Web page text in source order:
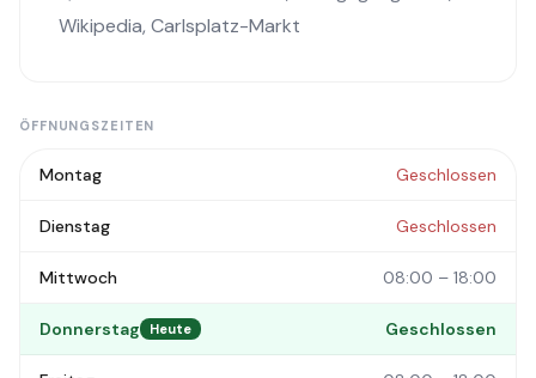
Wikipedia, Carlsplatz-Markt
ÖFFNUNGSZEITEN
Montag Geschlossen
Dienstag Geschlossen
Mittwoch 08:00 – 18:00
Donnerstag Heute Geschlossen